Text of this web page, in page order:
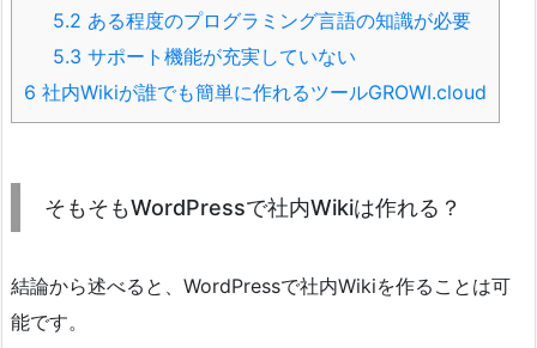
5.2 ある程度のプログラミング言語の知識が必要
5.3 サポート機能が充実していない
6 社内Wikiが誰でも簡単に作れるツールGROWI.cloud
そもそもWordPressで社内Wikiは作れる？
結論から述べると、WordPressで社内Wikiを作ることは可
能です。